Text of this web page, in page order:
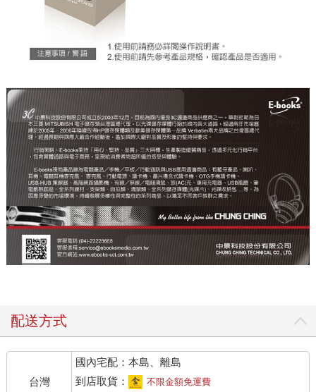
配送方式
台灣
國內宅配：本島、離島
到店取貨：
不限金額免運費